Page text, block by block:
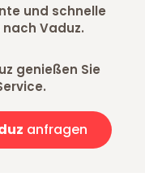
und schnelle
Vaduz.
genießen Sie
anfragen